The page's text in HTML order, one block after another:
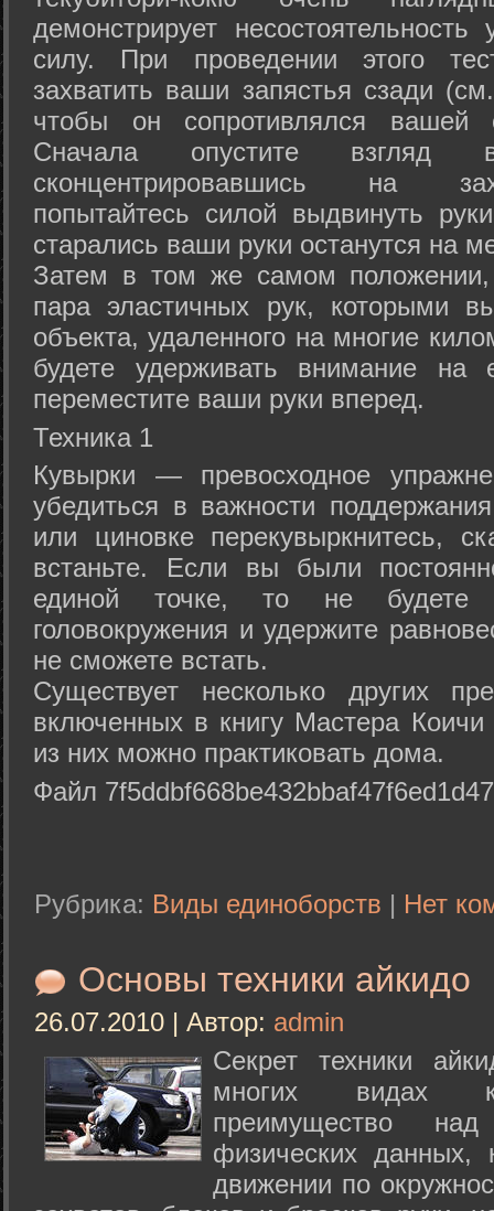
демонстрирует
силу. При проведении этого
захватить ваши запястья сзади
чтобы он сопротивлялся вашей
Сначала опустите
сконцентрировавшись на
попытайтесь силой выдвинуть
старались ваши руки останутся на
Затем в том же самом положении,
пара эластичных рук, которыми
объекта, удаленного на многие
будете удерживать внимание на
переместите ваши руки вперед.
Техника 1
Кувырки — превосходное
убедиться в важности
или циновке перекувыркнитесь,
встаньте. Если вы были
единой точке, то не будете
головокружения и удержите
не сможете встать.
Существует несколько других
включенных в книгу Мастера
из них можно практиковать дома.
Файл
Рубрика: Виды единоборств | Нет
Основы техники айкидо
26.07.2010 | Автор: admin
Секрет техники
многих видах
преимущество
физических данных,
движении по